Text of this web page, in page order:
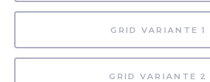
GRID VARIANTE 1
GRID VARIANTE 2